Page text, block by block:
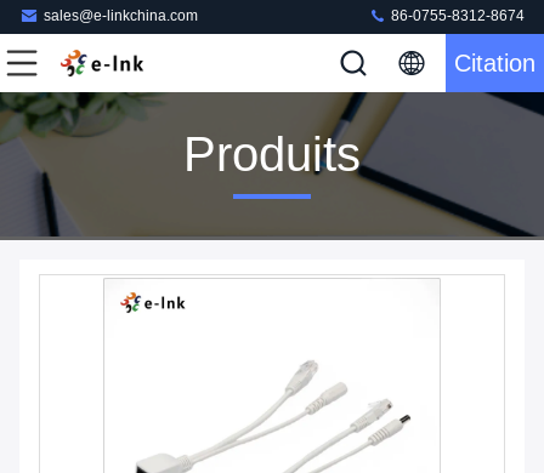
sales@e-linkchina.com 86-0755-8312-8674
Citation
Produits